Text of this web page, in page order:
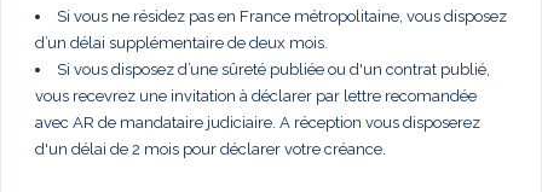
Si vous ne résidez pas en France métropolitaine, vous disposez
d’un délai supplémentaire de deux mois.
Si vous disposez d’une sûreté publiée ou d'un contrat publié,
vous recevrez une invitation à déclarer par lettre recomandée
avec AR de mandataire judiciaire. A réception vous disposerez
d'un délai de 2 mois pour déclarer votre créance.